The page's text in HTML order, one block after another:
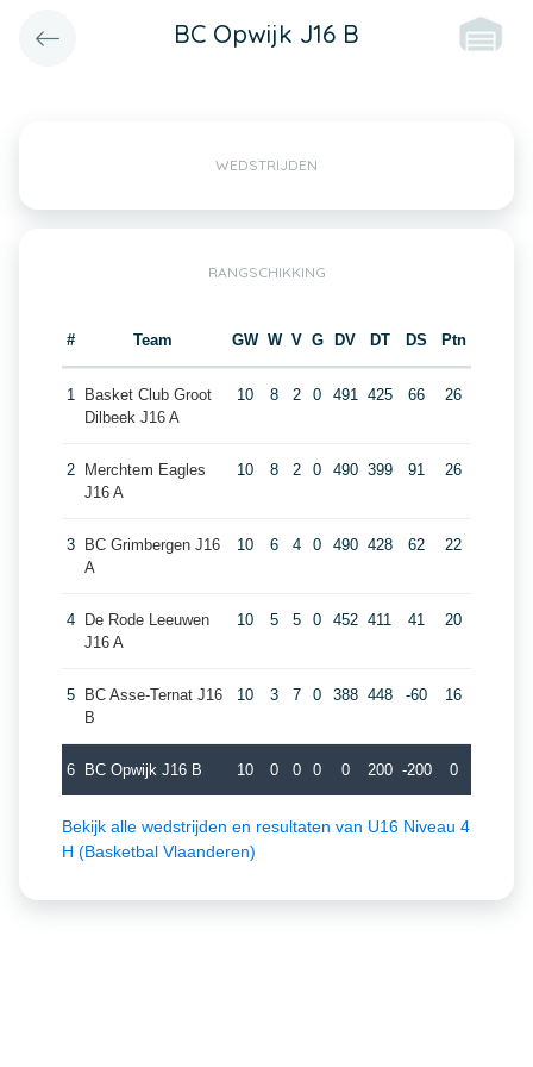
BC Opwijk J16 B
WEDSTRIJDEN
RANGSCHIKKING
# Team GW W V G DV DT DS Ptn
1
Basket Club Groot
Dilbeek J16 A
10 8 2 0 491 425 66 26
2
Merchtem Eagles
J16 A
10 8 2 0 490 399 91 26
3
BC Grimbergen J16
A
10 6 4 0 490 428 62 22
4
De Rode Leeuwen
J16 A
10 5 5 0 452 411 41 20
5
BC Asse-Ternat J16
B
10 3 7 0 388 448 -60 16
6 BC Opwijk J16 B 10 0 0 0 0 200 -200 0
Bekijk alle wedstrijden en resultaten van U16 Niveau 4
H (Basketbal Vlaanderen)